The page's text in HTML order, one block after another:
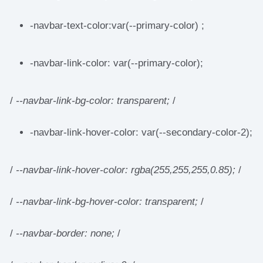
-navbar-text-color:var(--primary-color) ;
-navbar-link-color: var(--primary-color);
/ --navbar-link-bg-color: transparent; /
-navbar-link-hover-color: var(--secondary-color-2);
/ --navbar-link-hover-color: rgba(255,255,255,0.85); /
/ --navbar-link-bg-hover-color: transparent; /
/ --navbar-border: none; /